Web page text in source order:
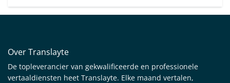
Over Translayte
De topleverancier van gekwalificeerde en professionele
vertaaldiensten heet Translayte. Elke maand vertalen,